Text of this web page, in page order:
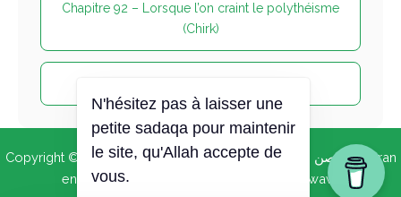
Chapitre 92 – Lorsque l’on craint le polythéisme
(Chirk)
Copyright © 2026 | Citadelle du musulman (حصن المسلم) -Coran
en français- Projets frères : 40 hadith Nawawi
N'hésitez pas à laisser une
petite sadaqa pour maintenir
le site, qu'Allah accepte de
vous.